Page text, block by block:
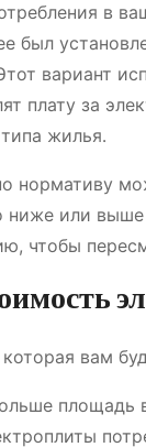
в
был
вариант
плату за
жилья․
нормативу
ниже или
чтобы
вам
площадь